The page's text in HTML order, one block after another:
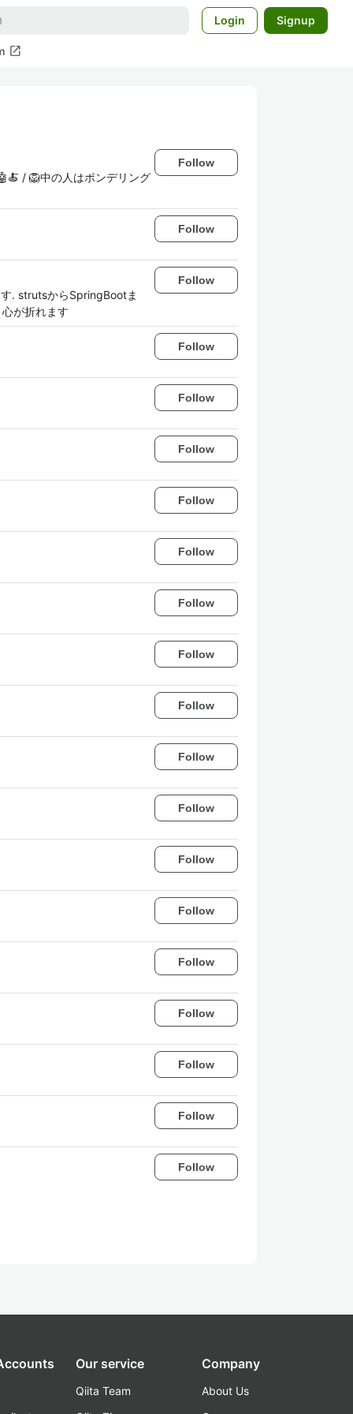
Login Signup
open_in_new
/ 🦁中の人はポンデリング
Follow
Follow
. strutsからSpringBootま
が折れます
Follow
Follow
Follow
Follow
Follow
Follow
Follow
Follow
Follow
Follow
Follow
Follow
Follow
Follow
Follow
Follow
Follow
Follow
Our service
Qiita Team
Company
About Us